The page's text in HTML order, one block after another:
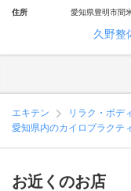
住所 愛知県豊明市間
久野整
エキテン リラク・ボデ
愛知県内のカイロプラクテ
お近くのお店